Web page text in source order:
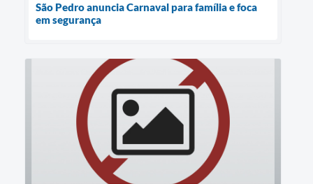
São Pedro anuncia Carnaval para família e foca
em segurança